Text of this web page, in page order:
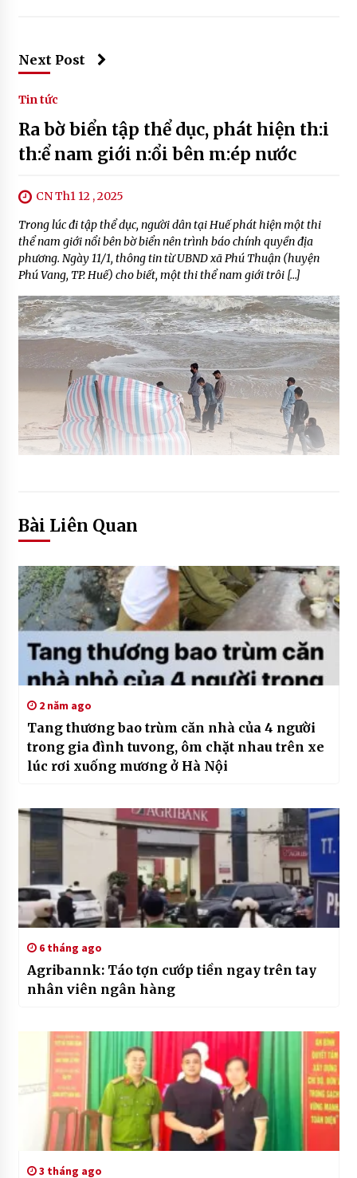
Next Post
Tin tức
Ra bờ biển tập thể dục, phát hiện th:i
th:ể nam giới n:ổi bên m:ép nước
CN Th1 12 , 2025
Trong lúc đi tập thể dục, người dân tại Huế phát hiện một thi
thể nam giới nổi bên bờ biển nên trình báo chính quyền địa
phương. Ngày 11/1, thông tin từ UBND xã Phú Thuận (huyện
Phú Vang, TP. Huế) cho biết, một thi thể nam giới trôi […]
Bài Liên Quan
2 năm ago
Tang thương bao trùm căn nhà của 4 người
trong gia đình tuvong, ôm chặt nhau trên xe
lúc rơi xuống mương ở Hà Nội
6 tháng ago
Agribannk: Táo tợn cướp tiền ngay trên tay
nhân viên ngân hàng
3 tháng ago